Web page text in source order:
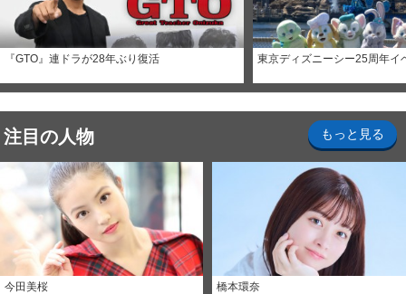
『GTO』連ドラが28年ぶり復活 東京ディズニーシー25周年イ
注目の人物 もっと見る
今田美桜 橋本環奈